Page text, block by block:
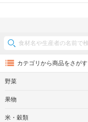
カテゴリから商品をさがす
野菜
果物
米・穀類